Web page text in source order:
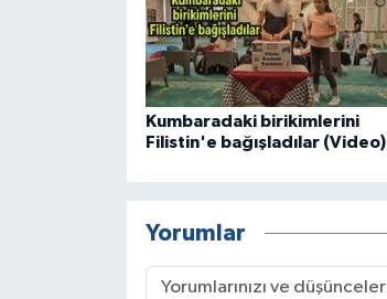
Kumbaradaki birikimlerini
Filistin'e bağışladılar (Video)
Yorumlar